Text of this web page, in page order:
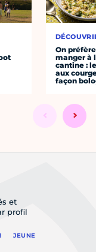
On préfère
manger à
cantine :
aux
façon
et
profil
JEUNE